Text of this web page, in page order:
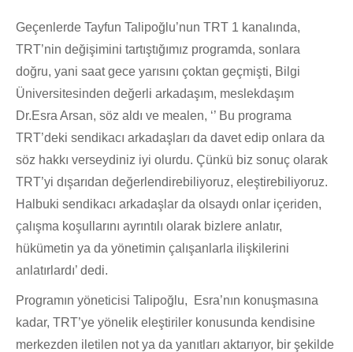
Geçenlerde Tayfun Talipoğlu’nun TRT 1 kanalında,
TRT’nin değişimini tartıştığımız programda, sonlara
doğru, yani saat gece yarısını çoktan geçmişti, Bilgi
Üniversitesinden değerli arkadaşım, meslekdaşım
Dr.Esra Arsan, söz aldı ve mealen, ‘’ Bu programa
TRT’deki sendikacı arkadaşları da davet edip onlara da
söz hakkı verseydiniz iyi olurdu. Çünkü biz sonuç olarak
TRT’yi dışarıdan değerlendirebiliyoruz, eleştirebiliyoruz.
Halbuki sendikacı arkadaşlar da olsaydı onlar içeriden,
çalışma koşullarını ayrıntılı olarak bizlere anlatır,
hükümetin ya da yönetimin çalışanlarla ilişkilerini
anlatırlardı’ dedi.
Programın yöneticisi Talipoğlu, Esra’nın konuşmasına
kadar, TRT’ye yönelik eleştiriler konusunda kendisine
merkezden iletilen not ya da yanıtları aktarıyor, bir şekilde